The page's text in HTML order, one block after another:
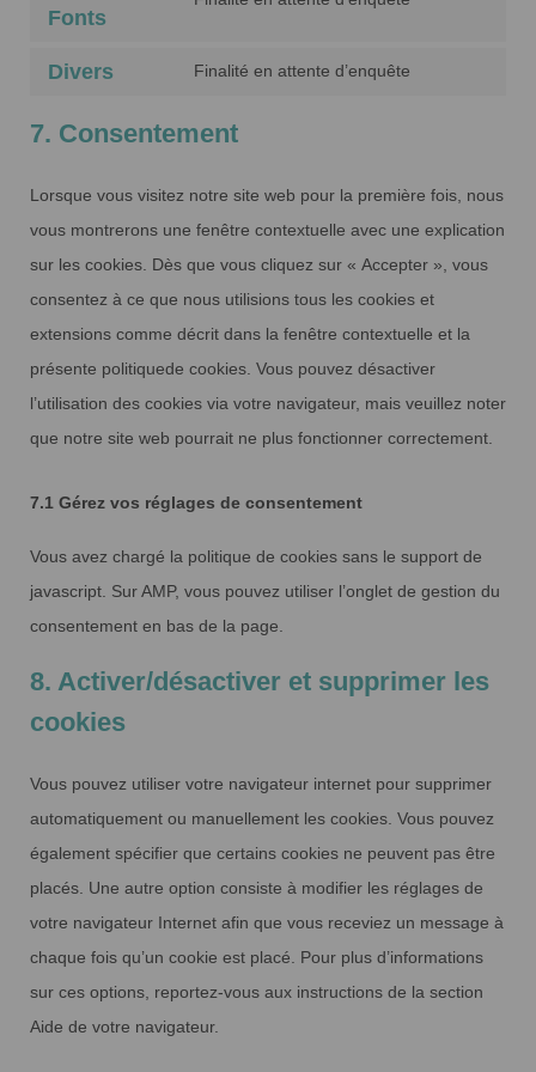
Fonts
Divers Finalité en attente d’enquête
divers
7. Consentement
Lorsque vous visitez notre site web pour la première fois, nous
vous montrerons une fenêtre contextuelle avec une explication
sur les cookies. Dès que vous cliquez sur « Accepter », vous
consentez à ce que nous utilisions tous les cookies et
extensions comme décrit dans la fenêtre contextuelle et la
présente politiquede cookies. Vous pouvez désactiver
l’utilisation des cookies via votre navigateur, mais veuillez noter
que notre site web pourrait ne plus fonctionner correctement.
7.1 Gérez vos réglages de consentement
Vous avez chargé la politique de cookies sans le support de
javascript. Sur AMP, vous pouvez utiliser l’onglet de gestion du
consentement en bas de la page.
8. Activer/désactiver et supprimer les
cookies
Vous pouvez utiliser votre navigateur internet pour supprimer
automatiquement ou manuellement les cookies. Vous pouvez
également spécifier que certains cookies ne peuvent pas être
placés. Une autre option consiste à modifier les réglages de
votre navigateur Internet afin que vous receviez un message à
chaque fois qu’un cookie est placé. Pour plus d’informations
sur ces options, reportez-vous aux instructions de la section
Aide de votre navigateur.